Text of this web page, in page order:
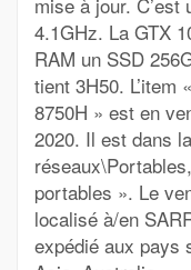
4.1GHz. La GTX
RAM un SSD
tient 3H50. L’item
8750H » est en
2020. Il est dans
portables ». Le
localisé à/en
expédié aux pays